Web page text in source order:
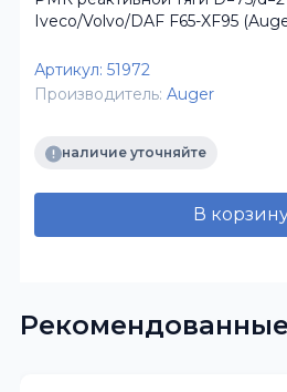
Iveco/Volvo/DAF F65-XF95
Артикул: 51972
Производитель: Auger
наличие уточняйте
В